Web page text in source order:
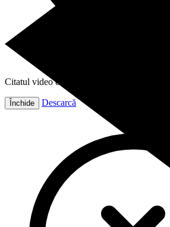
Citatul video este gata!
Închide Descarcă